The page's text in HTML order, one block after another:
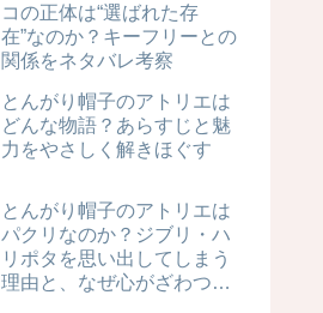
コの正体は“選ばれた存
在”なのか？キーフリーとの
関係をネタバレ考察
とんがり帽子のアトリエは
どんな物語？あらすじと魅
力をやさしく解きほぐす
とんがり帽子のアトリエは
パクリなのか？ジブリ・ハ
リポタを思い出してしまう
理由と、なぜ心がざわつく